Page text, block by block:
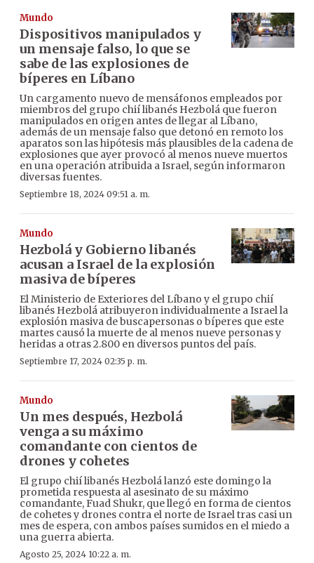
Mundo
Dispositivos manipulados y
un mensaje falso, lo que se
sabe de las explosiones de
bíperes en Líbano
Un cargamento nuevo de mensáfonos empleados por
miembros del grupo chií libanés Hezbolá que fueron
manipulados en origen antes de llegar al Líbano,
además de un mensaje falso que detonó en remoto los
aparatos son las hipótesis más plausibles de la cadena de
explosiones que ayer provocó al menos nueve muertos
en una operación atribuida a Israel, según informaron
diversas fuentes.
Septiembre 18, 2024 09:51 a. m.
Mundo
Hezbolá y Gobierno libanés
acusan a Israel de la explosión
masiva de bíperes
El Ministerio de Exteriores del Líbano y el grupo chií
libanés Hezbolá atribuyeron individualmente a Israel la
explosión masiva de buscapersonas o bíperes que este
martes causó la muerte de al menos nueve personas y
heridas a otras 2.800 en diversos puntos del país.
Septiembre 17, 2024 02:35 p. m.
Mundo
Un mes después, Hezbolá
venga a su máximo
comandante con cientos de
drones y cohetes
El grupo chií libanés Hezbolá lanzó este domingo la
prometida respuesta al asesinato de su máximo
comandante, Fuad Shukr, que llegó en forma de cientos
de cohetes y drones contra el norte de Israel tras casi un
mes de espera, con ambos países sumidos en el miedo a
una guerra abierta.
Agosto 25, 2024 10:22 a. m.